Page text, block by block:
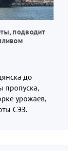
подводит
до
пропуска,
урожаев,
СЭЗ.